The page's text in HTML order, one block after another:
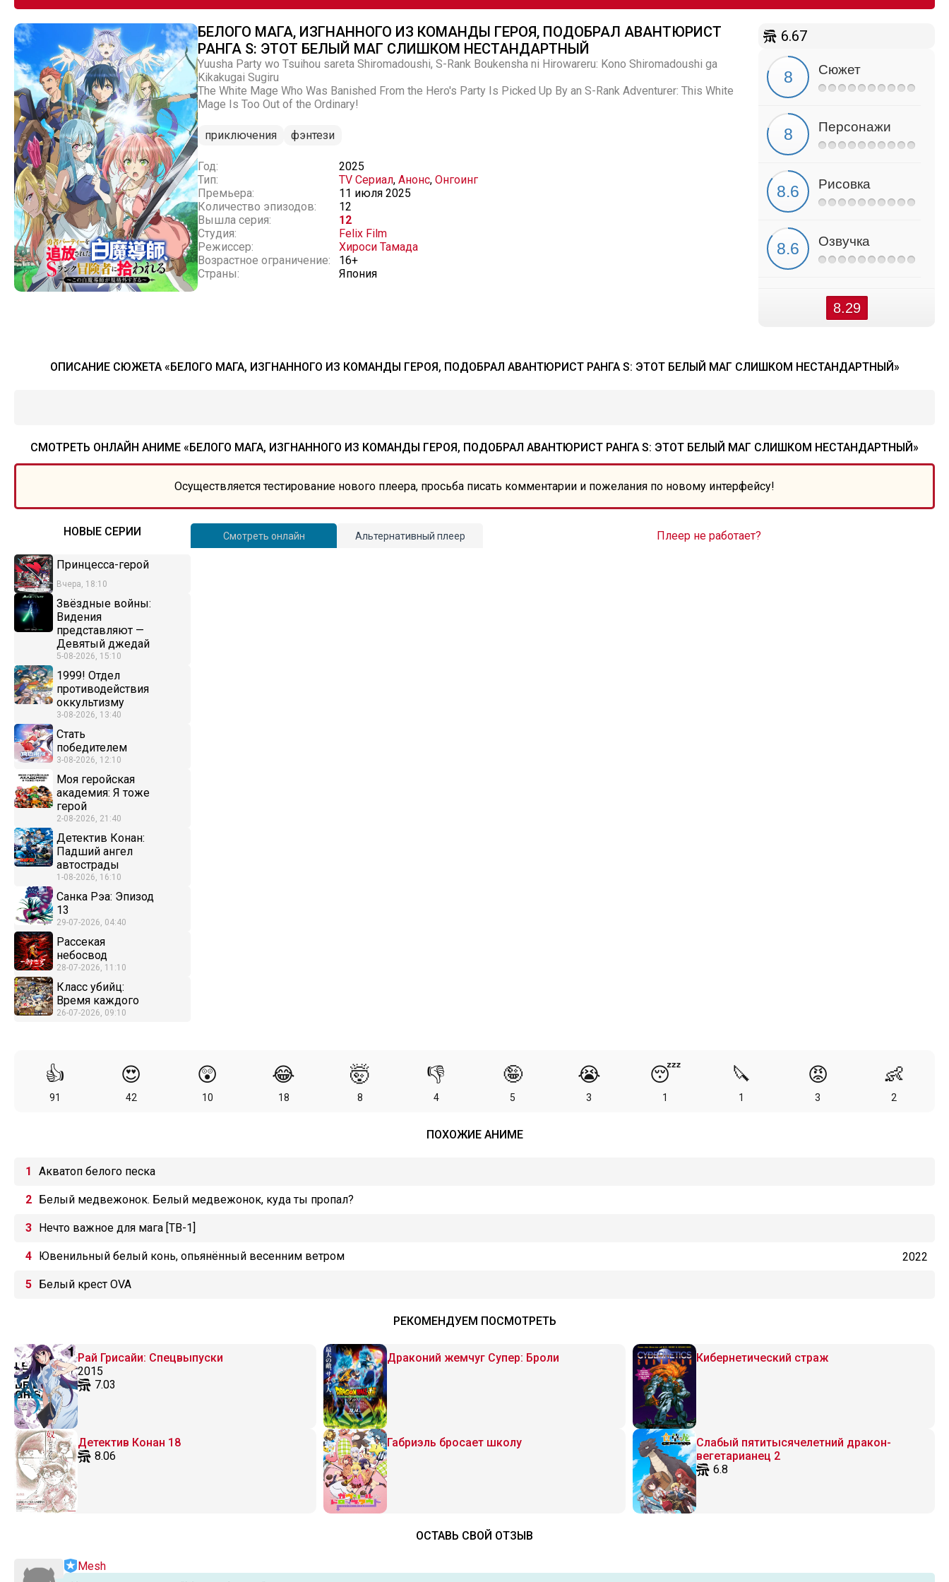
БЕЛОГО МАГА, ИЗГНАННОГО ИЗ КОМАНДЫ ГЕРОЯ, ПОДОБРАЛ АВАНТЮРИСТ
РАНГА S: ЭТОТ БЕЛЫЙ МАГ СЛИШКОМ НЕСТАНДАРТНЫЙ
Yuusha Party wo Tsuihou sareta Shiromadoushi, S-Rank Boukensha ni Hirowareru: Kono Shiromadoushi ga
Kikakugai Sugiru
The White Mage Who Was Banished From the Hero's Party Is Picked Up By an S-Rank Adventurer: This White
Mage Is Too Out of the Ordinary!
приключения фэнтези
Год:
2025
Тип:
TV Сериал, Анонс, Онгоинг
Премьера:
11 июля 2025
Количество эпизодов:
12
Вышла серия:
12
Студия:
Felix Film
Режиссер:
Хироси Тамада
Возрастное ограничение:
16+
Страны:
Япония
6.67
Сюжет
Персонажи
Рисовка
Озвучка
8.29
ОПИСАНИЕ СЮЖЕТА «БЕЛОГО МАГА, ИЗГНАННОГО ИЗ КОМАНДЫ ГЕРОЯ, ПОДОБРАЛ АВАНТЮРИСТ РАНГА S: ЭТОТ БЕЛЫЙ МАГ СЛИШКОМ НЕСТАНДАРТНЫЙ»
СМОТРЕТЬ ОНЛАЙН АНИМЕ «БЕЛОГО МАГА, ИЗГНАННОГО ИЗ КОМАНДЫ ГЕРОЯ, ПОДОБРАЛ АВАНТЮРИСТ РАНГА S: ЭТОТ БЕЛЫЙ МАГ СЛИШКОМ НЕСТАНДАРТНЫЙ»
Осуществляется тестирование нового плеера, просьба писать комментарии и пожелания по новому интерфейсу!
НОВЫЕ СЕРИИ
Принцесса-герой
Вчера, 18:10
Звёздные войны:
Видения
представляют —
Девятый джедай
5-08-2026, 15:10
1999! Отдел
противодействия
оккультизму
3-08-2026, 13:40
Стать
победителем
3-08-2026, 12:10
Моя геройская
академия: Я тоже
герой
2-08-2026, 21:40
Детектив Конан:
Падший ангел
автострады
1-08-2026, 16:10
Санка Рэа: Эпизод
13
29-07-2026, 04:40
Рассекая
небосвод
28-07-2026, 11:10
Класс убийц:
Время каждого
26-07-2026, 09:10
Смотреть онлайн Альтернативный плеер Плеер не работает?
👍
91
😍
42
😲
10
😂
18
🤯
8
👎
4
🤪
5
😭
3
😴
1
🔪
1
😡
3
👶
2
ПОХОЖИЕ АНИМЕ
Акватоп белого песка
Белый медвежонок. Белый медвежонок, куда ты пропал?
Нечто важное для мага [ТВ-1]
Ювенильный белый конь, опьянённый весенним ветром 2022
Белый крест OVA
РЕКОМЕНДУЕМ ПОСМОТРЕТЬ
Рай Грисайи: Спецвыпуски
2015
7.03
Драконий жемчуг Супер: Броли Кибернетический страж
Детектив Конан 18
8.06
Габриэль бросает школу
Слабый пятитысячелетний дракон-
вегетарианец 2
6.8
ОСТАВЬ СВОЙ ОТЗЫВ
Mesh